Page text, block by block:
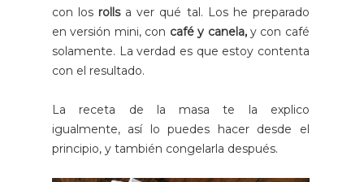
con los rollsa ver qué tal. Los he preparado
en versión mini, con café y canela,y con café
solamente. La verdad es que estoy contenta
con el resultado.
La receta de la masa te la explico
igualmente, así lo puedes hacer desde el
principio, y también congelarla después.